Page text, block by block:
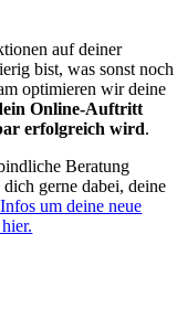
auf deiner
bist, was sonst noch
optimieren wir deine
Online-Auftritt
erfolgreich wird.
Beratung
gerne dabei, deine
um deine neue